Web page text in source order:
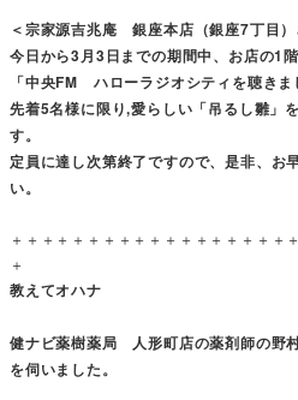
＜宗家源吉兆庵 銀座本店（銀座7丁目）
今日から3月3日までの期間中、お店の1
「中央FM ハローラジオシティを聴きま
先着5名様に限り,愛らしい「吊るし雛」
す。
定員に達し次第終了ですので、是非、お
い。
＋＋＋＋＋＋＋＋＋＋＋＋＋＋＋＋＋＋
＋
教えてオハナ
健ナビ薬樹薬局 人形町店の薬剤師の野
を伺いました。